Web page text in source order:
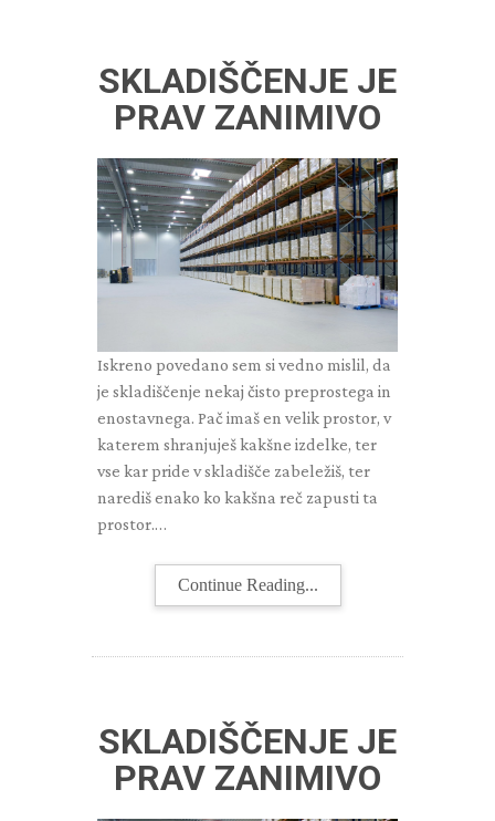
SKLADIŠČENJE JE
PRAV ZANIMIVO
Iskreno povedano sem si vedno mislil, da
je skladiščenje nekaj čisto preprostega in
enostavnega. Pač imaš en velik prostor, v
katerem shranjuješ kakšne izdelke, ter
vse kar pride v skladišče zabeležiš, ter
narediš enako ko kakšna reč zapusti ta
prostor.…
Continue Reading...
SKLADIŠČENJE JE
PRAV ZANIMIVO